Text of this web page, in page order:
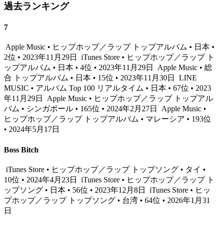
過去ランキング
7
Apple Music • ヒップホップ／ラップ トップアルバム • 日本 •
2位 • 2023年11月29日
iTunes Store • ヒップホップ／ラップ ト
ップアルバム • 日本 • 4位 • 2023年11月29日
Apple Music • 総
合 トップアルバム • 日本 • 15位 • 2023年11月30日
LINE
MUSIC • アルバム Top 100 リアルタイム • 日本 • 67位 • 2023
年11月29日
Apple Music • ヒップホップ／ラップ トップアル
バム • シンガポール • 165位 • 2024年2月27日
Apple Music •
ヒップホップ／ラップ トップアルバム • マレーシア • 193位
• 2024年5月17日
Boss Bitch
iTunes Store • ヒップホップ／ラップ トップソング • タイ •
10位 • 2024年4月23日
iTunes Store • ヒップホップ／ラップ ト
ップソング • 日本 • 56位 • 2023年12月8日
iTunes Store • ヒッ
プホップ／ラップ トップソング • 台湾 • 64位 • 2026年1月31
日